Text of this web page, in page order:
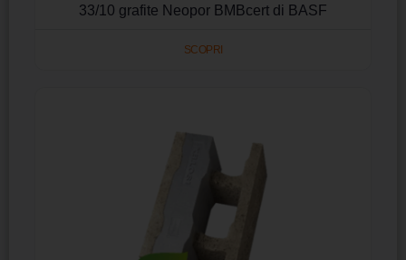
33/10 grafite Neopor BMBcert di BASF
SCOPRI